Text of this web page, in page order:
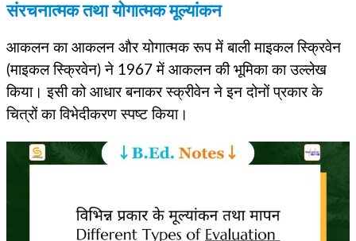
संरचनात्मक तथा योगात्मक मूल्यांकन
आकलन का आकलन और योगात्मक रूप में बाली माइकल स्क्रिवेन
(माइकल स्क्रिवेन) ने 1967 में आकलन की भूमिका का उल्लेख
किया। इसी को आधार बनाकर स्क्रीवेन ने इन दोनों प्रकार के
चित्रों का विभेदीकरण स्पष्ट किया।